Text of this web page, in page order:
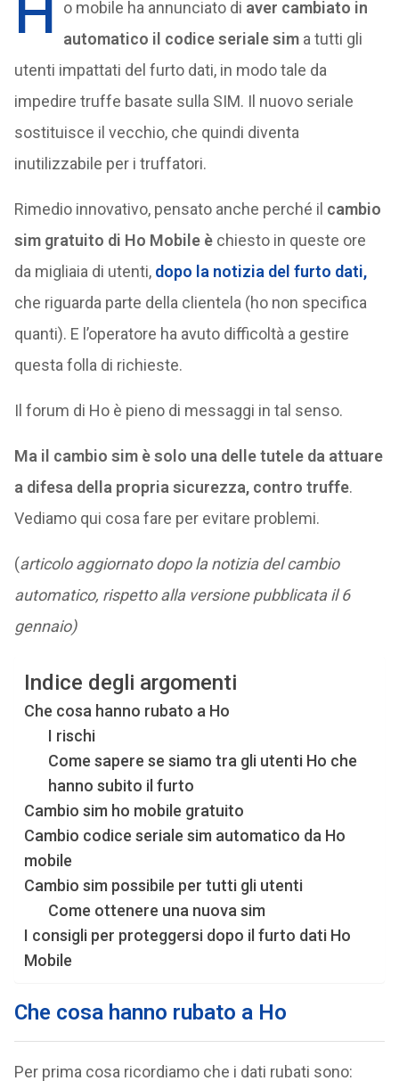
o mobile ha annunciato di aver cambiato in
automatico il codice seriale sima tutti gli
utenti impattati del furto dati, in modo tale da
impedire truffe basate sulla SIM. Il nuovo seriale
sostituisce il vecchio, che quindi diventa
inutilizzabile per i truffatori.
Rimedio innovativo, pensato anche perché il cambio
sim gratuito di Ho Mobile èchiesto in queste ore
da migliaia di utenti, dopo la notizia del furto dati,
che riguarda parte della clientela (ho non specifica
quanti). E l’operatore ha avuto difficoltà a gestire
questa folla di richieste.
Il forum di Ho è pieno di messaggi in tal senso.
Ma il cambio sim è solo una delle tutele da attuare
a difesa della propria sicurezza, contro truffe.
Vediamo qui cosa fare per evitare problemi.
(articolo aggiornato dopo la notizia del cambio
automatico, rispetto alla versione pubblicata il 6
gennaio)
Indice degli argomenti
Che cosa hanno rubato a Ho
I rischi
Come sapere se siamo tra gli utenti Ho che
hanno subito il furto
Cambio sim ho mobile gratuito
Cambio codice seriale sim automatico da Ho
mobile
Cambio sim possibile per tutti gli utenti
Come ottenere una nuova sim
I consigli per proteggersi dopo il furto dati Ho
Mobile
Che cosa hanno rubato a Ho
Per prima cosa ricordiamo che i dati rubati sono: